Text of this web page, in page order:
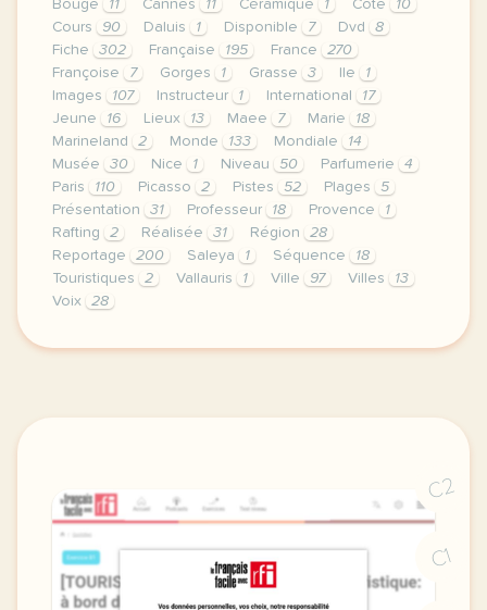
Bouge
11 Cannes 11 Céramique 1 Côte
10
Cours
90 Daluis 1 Disponible 7 Dvd
8
Fiche
302 Française 195 France
270
Françoise
7 Gorges 1 Grasse 3 Ile
1
Images
107 Instructeur 1 International
17
Jeune
16 Lieux 13 Maee 7 Marie
18
Marineland
2 Monde 133 Mondiale
14
Musée
30 Nice 1 Niveau 50 Parfumerie
4
Paris
110 Picasso 2 Pistes 52 Plages
5
Présentation
31 Professeur 18 Provence
1
Rafting
2 Réalisée 31 Région
28
Reportage
200 Saleya 1 Séquence
18
Touristiques
2 Vallauris 1 Ville 97 Villes
13
Voix
28
le respect de votre vie privee est une priorite
C2
C1